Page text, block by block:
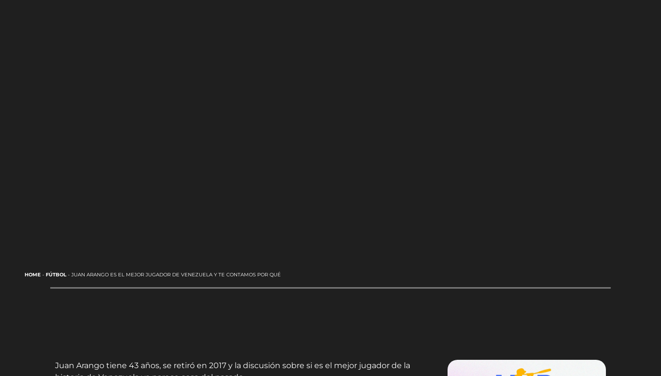
HOME- FÚTBOL- JUAN ARANGO ES EL MEJOR JUGADOR DE VENEZUELA Y TE CONTAMOS POR QUÉ
Juan Arango tiene 43 años, se retiró en 2017 y la discusión sobre si es el mejor jugador de la